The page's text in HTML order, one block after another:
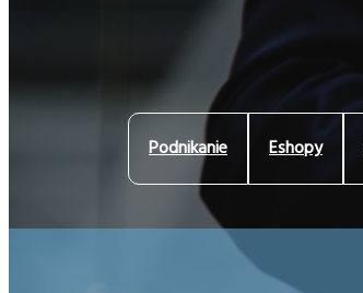
Podnikanie Eshopy